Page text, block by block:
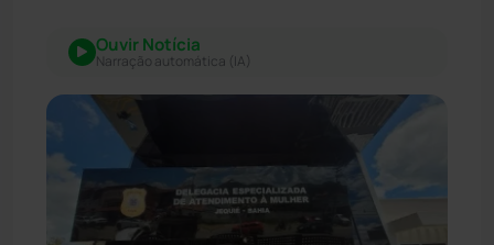
Ouvir Notícia
Narração automática (IA)